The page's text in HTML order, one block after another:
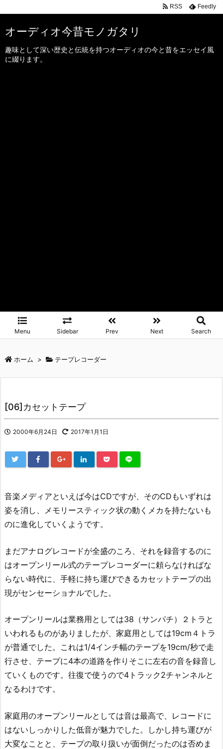
オーディオ今昔モノガタリ
趣味として深い歴史と伝統を持つオーディオの今と昔をエッセイ風
に綴ります。
Menu Sidebar Prev Next Search
RSS Feedly
ホーム > テープレコーダー
[06]カセットテープ
2000年6月24日 2017年1月1日
音楽メディアといえば今はCDですが、そのCDもいずれは
姿を消し、メモリースティック状の動くメカを持たないも
のに進化していくようです。
まだアナログレコードが全盛のころ、それを録音するのに
はオープンリール式のテープレコーダーに頼らなければな
らない時代に、手軽に持ち運びできるカセットテープの出
現がセンセーショナルでした。
オープンリールは業務用としては38（サンパチ）２トラと
いわれるものがありましたが、家庭用としては19cm４トラ
が普通でした。これは1/4インチ幅のテープを19cm/秒で走
行させ、テープに4本の道路を作りそこに左右の音を録音し
ていくものです。往復で使うので4トラック2チャンネルと
なるわけです。
家庭用のオープンリールとしては音は最高で、レコードに
はないしっかりした低音が魅力でした。しかし持ち運びが
大変なことと、テープの取り扱いが面倒だったのは否めま